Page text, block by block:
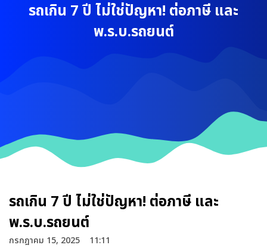
รถเกิน 7 ปี ไม่ใช่ปัญหา! ต่อภาษี และ
พ.ร.บ.รถยนต์
รถเกิน 7 ปี ไม่ใช่ปัญหา! ต่อภาษี และ
พ.ร.บ.รถยนต์
กรกฎาคม 15, 2025 11:11